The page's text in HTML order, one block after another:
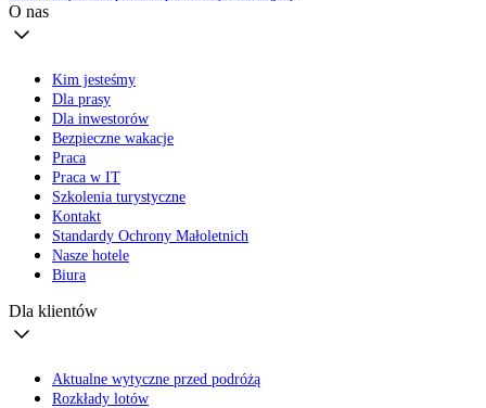
O nas
Kim jesteśmy
Dla prasy
Dla inwestorów
Bezpieczne wakacje
Praca
Praca w IT
Szkolenia turystyczne
Kontakt
Standardy Ochrony Małoletnich
Nasze hotele
Biura
Dla klientów
Aktualne wytyczne przed podróżą
Rozkłady lotów